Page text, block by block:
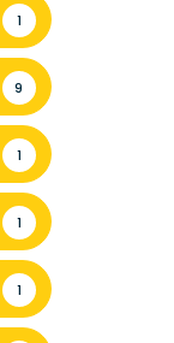
1
9
1
1
1